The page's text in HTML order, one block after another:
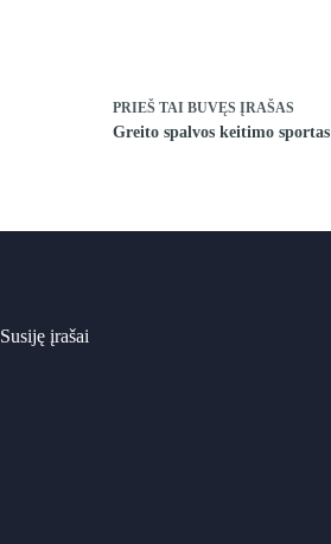
PRIEŠ TAI BUVĘS ĮRAŠAS
Greito spalvos keitimo sportas
Susiję įrašai